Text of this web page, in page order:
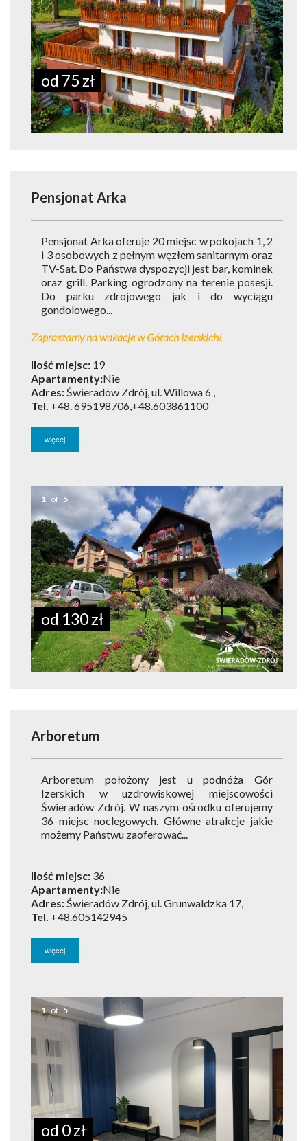
od 75 zł
Pensjonat Arka
Pensjonat Arka oferuje 20 miejsc w pokojach 1, 2
i 3 osobowych z pełnym węzłem sanitarnym oraz
TV-Sat. Do Państwa dyspozycji jest bar, kominek
oraz grill. Parking ogrodzony na terenie posesji.
Do parku zdrojowego jak i do wyciągu
gondolowego...
Zapraszamy na wakacje w Górach Izerskich!
Ilość miejsc: 19
Apartamenty:Nie
Adres:Świeradów Zdrój, ul. Willowa 6 ,
Tel. +48. 695198706,+48.603861100
więcej
1 of 5
od 130 zł
Arboretum
Arboretum położony jest u podnóża Gór
Izerskich w uzdrowiskowej miejscowości
Świeradów Zdrój. W naszym ośrodku oferujemy
36 miejsc noclegowych. Główne atrakcje jakie
możemy Państwu zaoferować...
Ilość miejsc: 36
Apartamenty:Nie
Adres:Świeradów Zdrój, ul. Grunwaldzka 17,
Tel. +48.605142945
więcej
1 of 5
od 0 zł